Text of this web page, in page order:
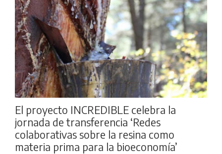
El proyecto INCREDIBLE celebra la
jornada de transferencia ‘Redes
colaborativas sobre la resina como
materia prima para la bioeconomía’